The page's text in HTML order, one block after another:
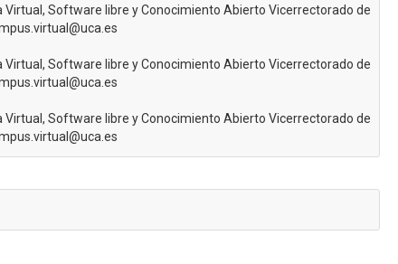
Virtual, Software libre y Conocimiento Abierto Vicerrectorado de
Virtual, Software libre y Conocimiento Abierto Vicerrectorado de
Virtual, Software libre y Conocimiento Abierto Vicerrectorado de